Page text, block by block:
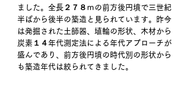
ました。全長２７８ｍの前方後円墳で三世紀
半ばから後半の築造と見られています。昨今
は発掘された土師器、埴輪の形状、木材から
炭素１４年代測定法による年代アプローチが
盛んであり、前方後円墳の時代別の形状から
も築造年代は絞られてきました。